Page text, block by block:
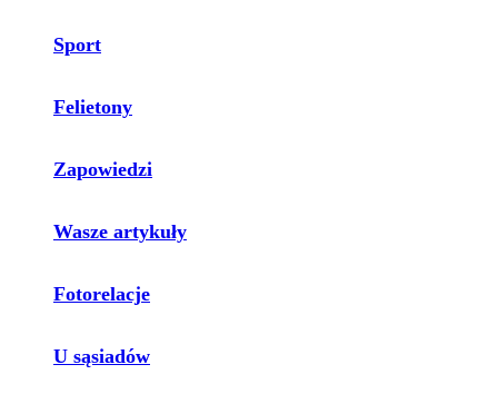
Sport
Felietony
Zapowiedzi
Wasze artykuły
Fotorelacje
U sąsiadów